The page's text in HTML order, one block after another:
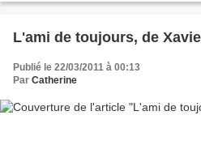
L'ami de toujours, de
Publié le 22/03/2011 à 00:13
Par Catherine